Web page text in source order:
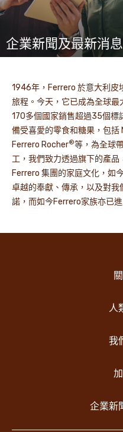
企業新聞及最新消息
1946年，Ferrero 於意大利皮
旅程。今天，它已成為全球
170多個國家銷售超過35個標
備受喜愛的零食和糖果，包括
Ferrero Rocher®等，為全球
工，我們致力透過旗下的產品
Ferrero 集團的家庭文化，如
卓越的奉獻、傳承，以及對
諾，而如今Ferrero家族亦已進
人
我
企業新